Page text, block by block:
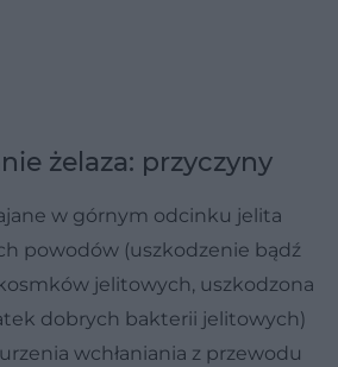
żelaza: przyczyny
w górnym odcinku jelita
powodów (uszkodzenie bądź
jelitowych, uszkodzona
dobrych bakterii jelitowych)
wchłaniania z przewodu